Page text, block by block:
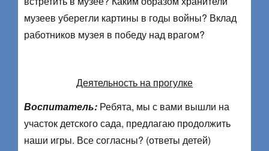
музеев уберегли картины в годы войны? Вклад
работников музея в победу над врагом?
Деятельность на прогулке
Воспитатель: Ребята, мы с вами вышли на
участок детского сада, предлагаю продолжить
наши игры. Все согласны? (ответы детей)